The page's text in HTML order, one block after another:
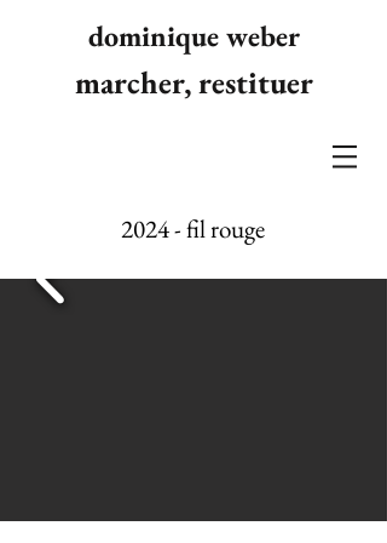
dominique weber
marcher, restituer
2024 - fil rouge